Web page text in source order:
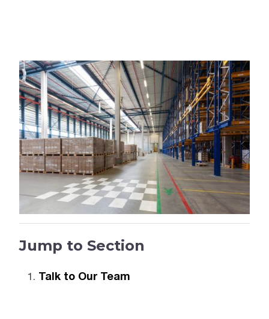
Jump to Section
Talk to Our Team